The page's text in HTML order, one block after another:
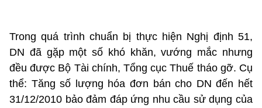
Trong quá trình chuẩn bị thực hiện Nghị định 51,
DN đã gặp một số khó khăn, vướng mắc nhưng
đều được Bộ Tài chính, Tổng cục Thuế tháo gỡ. Cụ
thể: Tăng số lượng hóa đơn bán cho DN đến hết
31/12/2010 bảo đảm đáp ứng nhu cầu sử dụng của